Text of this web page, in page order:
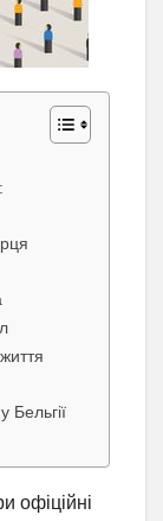
Бельгії
офіційні